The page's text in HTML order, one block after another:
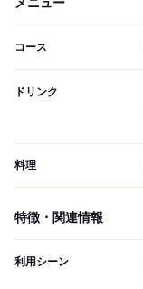
コース
ドリンク
料理
特徴・関連情報
利用シーン